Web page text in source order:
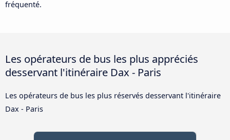
fréquenté.
Les opérateurs de bus les plus appréciés
desservant l'itinéraire Dax - Paris
Les opérateurs de bus les plus réservés desservant l'itinéraire
Dax - Paris